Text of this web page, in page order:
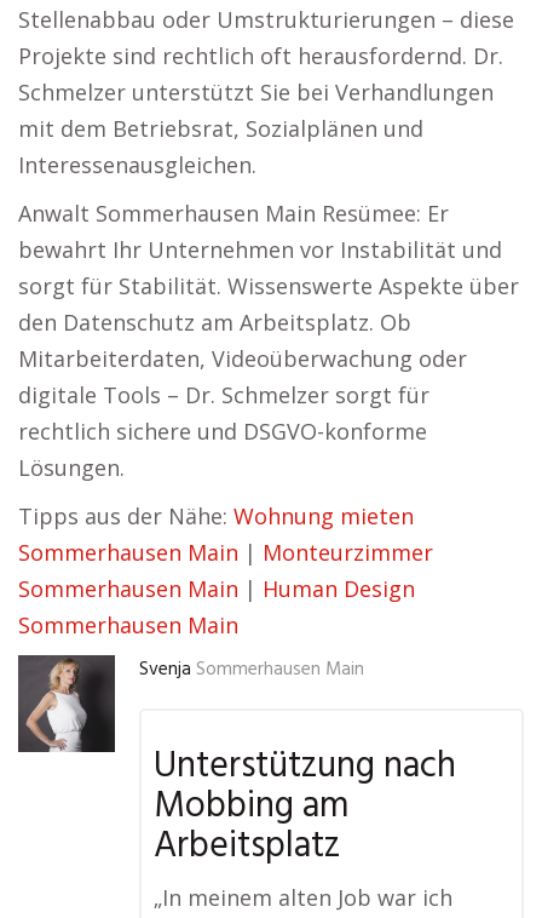
Stellenabbau oder Umstrukturierungen – diese
Projekte sind rechtlich oft herausfordernd. Dr.
Schmelzer unterstützt Sie bei Verhandlungen
mit dem Betriebsrat, Sozialplänen und
Interessenausgleichen.
Anwalt Sommerhausen Main Resümee: Er
bewahrt Ihr Unternehmen vor Instabilität und
sorgt für Stabilität. Wissenswerte Aspekte über
den Datenschutz am Arbeitsplatz. Ob
Mitarbeiterdaten, Videoüberwachung oder
digitale Tools – Dr. Schmelzer sorgt für
rechtlich sichere und DSGVO-konforme
Lösungen.
Tipps aus der Nähe: Wohnung mieten
Sommerhausen Main | Monteurzimmer
Sommerhausen Main | Human Design
Sommerhausen Main
Svenja Sommerhausen Main
Unterstützung nach
Mobbing am
Arbeitsplatz
„In meinem alten Job war ich